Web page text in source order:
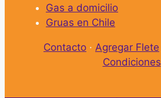
Gas a domicilio
Gruas en Chile
Contacto · Agregar Flete
Condiciones